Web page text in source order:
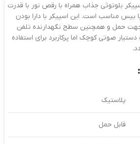
1338 یک اسپیکر بلوتوثی جذاب همراه با رقص نور با قدرت
4 اینچی با بیس مناسب است. این اسپیکر با دارا بودن
حمل و همچنین سطح نگهدارنده تلفن
صوتی کوچک اما پرکاربرد برای استفاده
پلاستیک
قابل حمل